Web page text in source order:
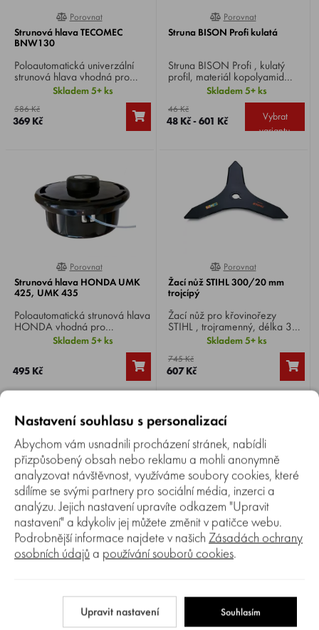
0%
Porovnat
Strunová hlava TECOMEC
BNW130
Poloautomatická univerzální
strunová hlava vhodná pro
křovinořezy. Průměr hlavy 130
mm, obsahuje matici
M10x1,25 L pro většinu
modelů např. AL-KO ,
Skladem 5+ ks
586 Kč
369 Kč
0%
Porovnat
Struna BISON Profi kulatá
Struna BISON Profi , kulatý
profil, materiál kopolyamid
6/12, vhodná na kosení všech
porostů, zvlášť na sekání
zeleně při plotech a zídkách.
Skladem 5+ ks
46 Kč
48 Kč - 601 Kč
Vybrat
variantu
0%
Porovnat
Strunová hlava HONDA UMK
425, UMK 435
Poloautomatická strunová hlava
HONDA vhodná pro
křovinořezy HONDA UMK
425, UMK 435. Průměr hlavy
130 mm, závit M10x1,25
levý.
Skladem 5+ ks
495 Kč
0%
Porovnat
Žací nůž STIHL 300/20 mm
trojcípý
Žací nůž pro křovinořezy
STIHL , trojramenný, délka 300
mm, velikost vnitřního otvoru
20 mm. Vhodný k
prosvětlování a odstraňování
tuhé, spletené trávy a nízkých
křovin. I k ořezávání trnitých
živých plotů.
Skladem 5+ ks
745 Kč
607 Kč
100%
Porovnat
Popruh STIHL ADVANCE XXL
lesnický
Lesnický popruh STIHL
díky volně zavěšenému krytu
nohou. Ergonomické při lesních
pracích za použití pilových
0%
Porovnat
Vzduchový filtr STIHL FS FS 120,
250, 310, 350, 400, 450
Nastavení souhlasu s personalizací
Abychom vám usnadnili procházení stránek, nabídli
přizpůsobený obsah nebo reklamu a mohli anonymně
analyzovat návštěvnost, využíváme soubory cookies, které
sdílíme se svými partnery pro sociální média, inzerci a
analýzu. Jejich nastavení upravíte odkazem "Upravit
nastavení" a kdykoliv jej můžete změnit v patičce webu.
Podrobnější informace najdete v našich Zásadách ochrany
osobních údajů a používání souborů cookies.
Upravit nastavení Souhlasím